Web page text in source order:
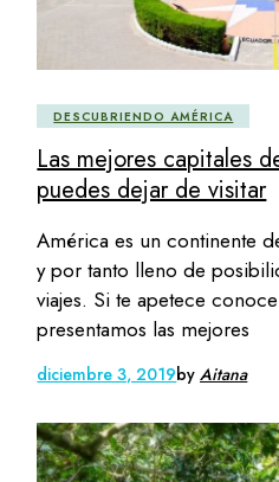
DESCUBRIENDO AMÉRICA
Las mejores capitales
puedes dejar de visitar
América es un continente
y por tanto lleno de
viajes. Si te apetece
presentamos las mejores
diciembre 3, 2019byAitana